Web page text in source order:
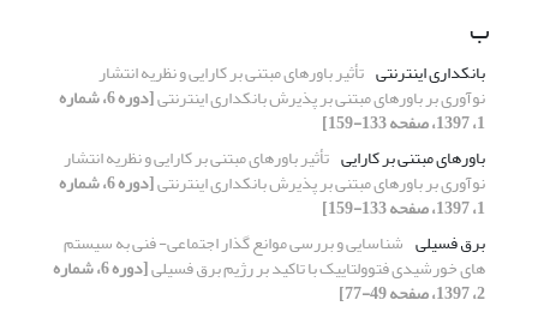
ب
بانکداری اینترنتی تأثیر باورهای مبتنی بر کارایی و نظریه انتشار
نوآوری بر باورهای مبتنی بر پذیرش بانکداری اینترنتی [دوره 6، شماره
1، 1397، صفحه 133-159]
باورهای مبتنی بر کارایی تأثیر باورهای مبتنی بر کارایی و نظریه انتشار
نوآوری بر باورهای مبتنی بر پذیرش بانکداری اینترنتی [دوره 6، شماره
1، 1397، صفحه 133-159]
برق فسیلی شناسایی و بررسی موانع گذار اجتماعی- فنی به سیستم
های خورشیدی فتوولتاییک با تاکید بر رژیم برق فسیلی [دوره 6، شماره
2، 1397، صفحه 49-77]